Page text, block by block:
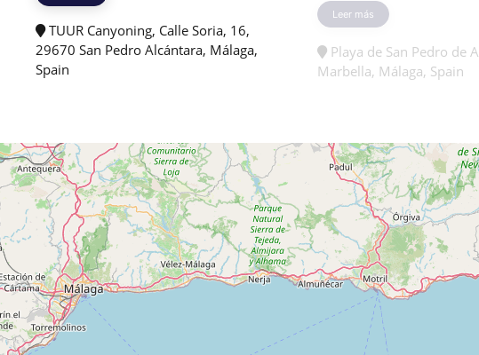
TUUR Canyoning, Calle Soria, 16,
29670 San Pedro Alcántara, Málaga,
Spain
Leer más
Playa de San Pedro de
Marbella, Málaga, Spain